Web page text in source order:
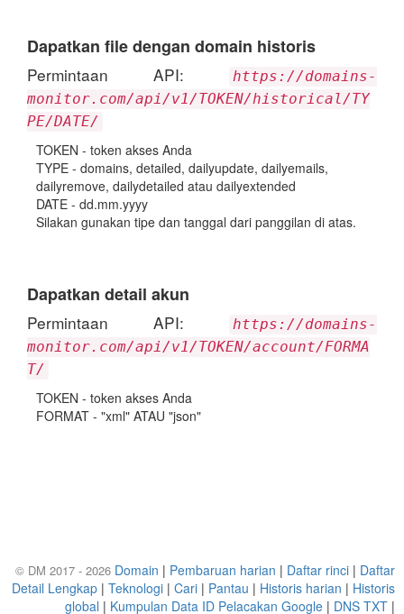
Dapatkan file dengan domain historis
Permintaan API:
https://domains-
monitor.com/api/v1/TOKEN/historical/TY
PE/DATE/
TOKEN - token akses Anda
TYPE - domains, detailed, dailyupdate, dailyemails,
dailyremove, dailydetailed atau dailyextended
DATE - dd.mm.yyyy
Silakan gunakan tipe dan tanggal dari panggilan di atas.
Dapatkan detail akun
Permintaan API:
https://domains-
monitor.com/api/v1/TOKEN/account/FORMA
T/
TOKEN - token akses Anda
FORMAT - "xml" ATAU "json"
© DM 2017 - 2026 Domain | Pembaruan harian | Daftar rinci | Daftar
Detail Lengkap | Teknologi | Cari | Pantau | Historis harian | Historis
global | Kumpulan Data ID Pelacakan Google | DNS TXT |